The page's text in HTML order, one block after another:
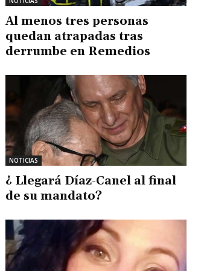
Al menos tres personas
quedan atrapadas tras
derrumbe en Remedios
NOTICIAS
¿ Llegará Díaz-Canel al final
de su mandato?